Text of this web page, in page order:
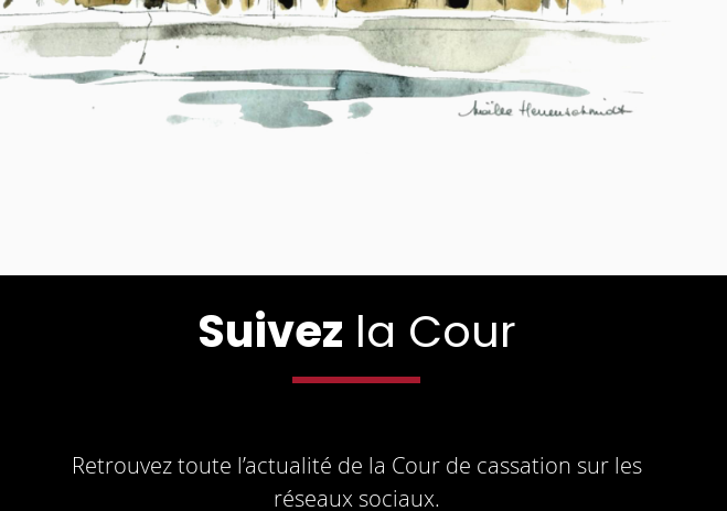
Suivez la Cour
Retrouvez toute l’actualité de la Cour de cassation sur les
réseaux sociaux.